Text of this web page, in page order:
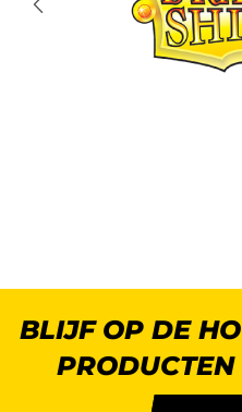
BLIJF OP DE
PRODUCTEN